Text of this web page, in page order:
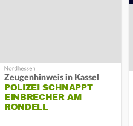
Zeugenhinweis in Kassel
POLIZEI SCHNAPPT
EINBRECHER AM
RONDELL